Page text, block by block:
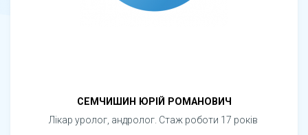
СЕМЧИШИН ЮРІЙ РОМАНОВИЧ
Лікар уролог, андролог. Стаж роботи 17 років